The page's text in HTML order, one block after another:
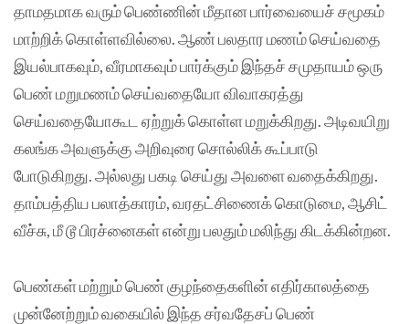
தாமதமாக வரும் பெண்ணின் மீதான பார்வையைச் சமூகம்
மாற்றிக் கொள்ளவில்லை. ஆண் பலதார மணம் செய்வதை
இயல்பாகவும், வீரமாகவும் பார்க்கும் இந்தச் சமுதாயம் ஒரு
பெண் மறுமணம் செய்வதையோ விவாகரத்து
செய்வதையோகூட ஏற்றுக் கொள்ள மறுக்கிறது. அடிவயிறு
கலங்க அவளுக்கு அறிவுரை சொல்லிக் கூப்பாடு
போடுகிறது. அல்லது பகடி செய்து அவளை வதைக்கிறது.
தாம்பத்திய பலாத்காரம், வரதட்சிணைக் கொடுமை, ஆசிட்
வீச்சு, மீ டூ பிரச்னைகள் என்று பலதும் மலிந்து கிடக்கின்றன.
பெண்கள் மற்றும் பெண் குழந்தைகளின் எதிர்காலத்தை
முன்னேற்றும் வகையில் இந்த சர்வதேசப் பெண்